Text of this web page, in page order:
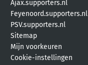
Ajax.supporters.nl
Feyenoord.supporters.nl
PSV.supporters.nl
Sitemap
Mijn voorkeuren
Cookie-instellingen